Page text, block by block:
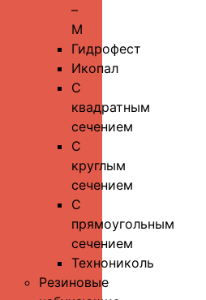
–
М
Гидрофест
Икопал
С
квадратным
сечением
С
круглым
сечением
С
прямоугольным
сечением
Технониколь
Резиновые